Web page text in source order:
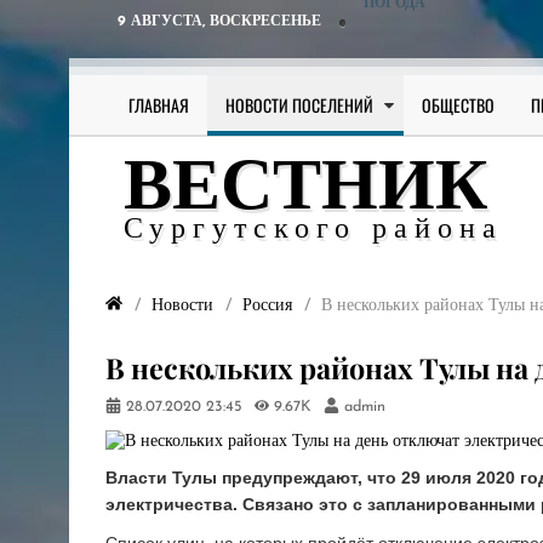
9 АВГУСТА, ВОСКРЕСЕНЬЕ
ПОГОДА
ГЛАВНАЯ НОВОСТИ ПОСЕЛЕНИЙ ОБЩЕСТВО
ВЕСТНИК
Сургутского района
Новости Россия В нескольких районах Тулы
В нескольких районах Тулы
28.07.2020 23:45 9.67K admin
Власти Тулы предупреждают, что 29 июля 2020
электричества. Связано это с